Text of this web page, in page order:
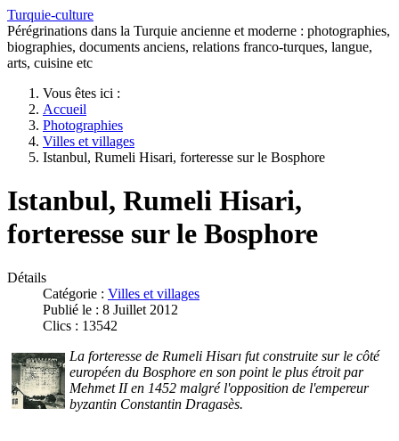
Turquie-culture
Pérégrinations dans la Turquie ancienne et moderne : photographies,
biographies, documents anciens, relations franco-turques, langue,
arts, cuisine etc
Vous êtes ici :
Accueil
Photographies
Villes et villages
Istanbul, Rumeli Hisari, forteresse sur le Bosphore
Istanbul, Rumeli Hisari,
forteresse sur le Bosphore
Détails
Catégorie : Villes et villages
Publié le : 8 Juillet 2012
Clics : 13542
La forteresse de Rumeli Hisarı fut construite sur le côté
européen du Bosphore en son point le plus étroit par
Mehmet II en 1452 malgré l'opposition de l'empereur
byzantin Constantin Dragasès.